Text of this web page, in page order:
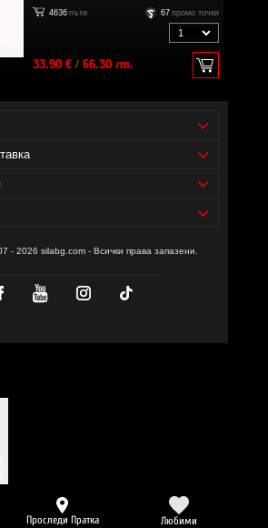
4636 пъти 67 промо точки
33.90 €/ 66.30 лв.
- 2026 silabg.com - Всички права запазени.
Проследи Пратка Любими